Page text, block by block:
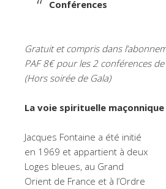
Conférences
Gratuit et compris dans
PAF 8€ pour les 2 conférences
(Hors soirée de Gala)
La voie spirituelle maçonnique
Jacques Fontaine a été initié
en 1969 et appartient à deux
Loges bleues, au Grand
Orient de France et à l’Ordre